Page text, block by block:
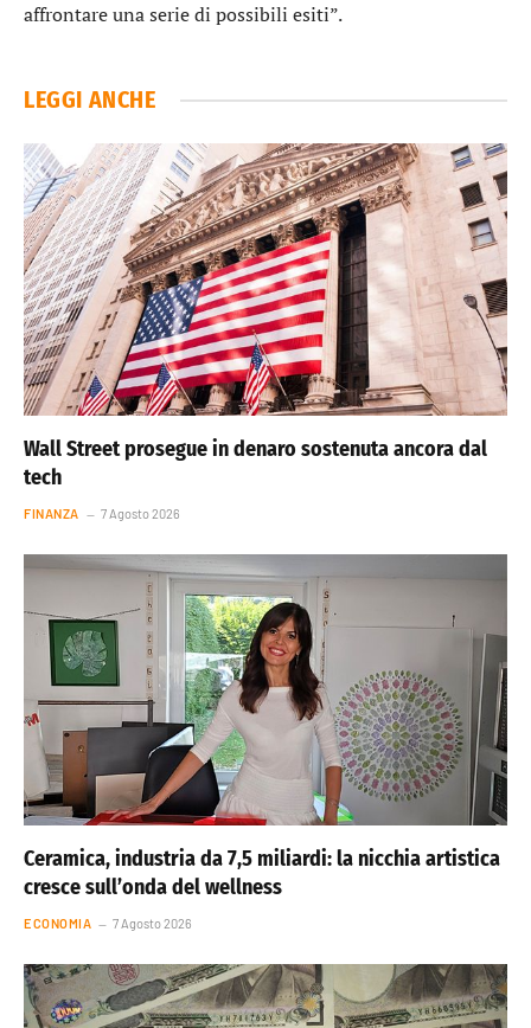
affrontare una serie di possibili esiti”.
LEGGI ANCHE
Wall Street prosegue in denaro sostenuta ancora dal
tech
FINANZA 7 Agosto 2026
Ceramica, industria da 7,5 miliardi: la nicchia artistica
cresce sull’onda del wellness
ECONOMIA 7 Agosto 2026